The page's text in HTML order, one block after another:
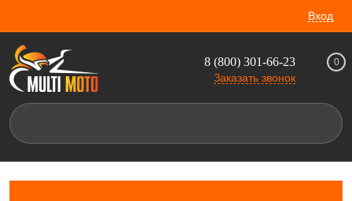
Вход
8 (800) 301-66-23
Заказать звонок
0